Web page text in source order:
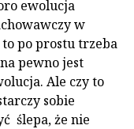
ewolucja
w
po prostu trzeba
pewno jest
Ale czy to
sobie
ślepa, że nie